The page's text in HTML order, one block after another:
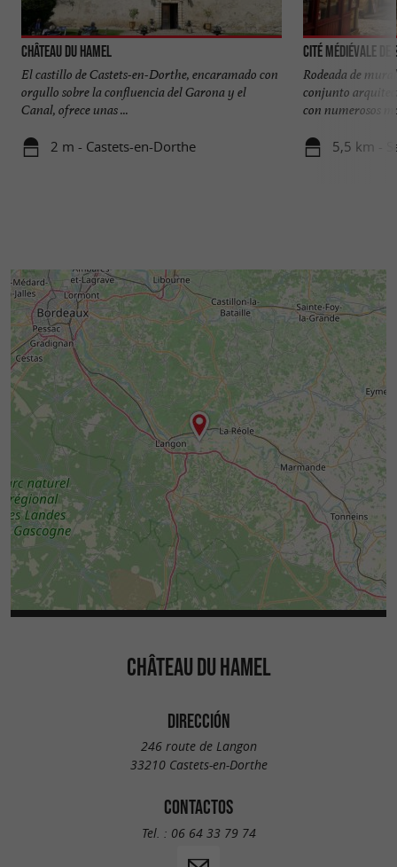
Château du Hamel
El castillo de Castets-en-Dorthe, encaramado con
orgullo sobre la confluencia del Garona y el
Canal, ofrece unas ...
2 m - Castets-en-Dorthe
Cité médiévale
Rodeada de
conjunto
con numerosos
5,5 km -
CHÂTEAU DU HAMEL
DIRECCIÓN
246 route de Langon
33210 Castets-en-Dorthe
CONTACTOS
Tel. : 06 64 33 79 74